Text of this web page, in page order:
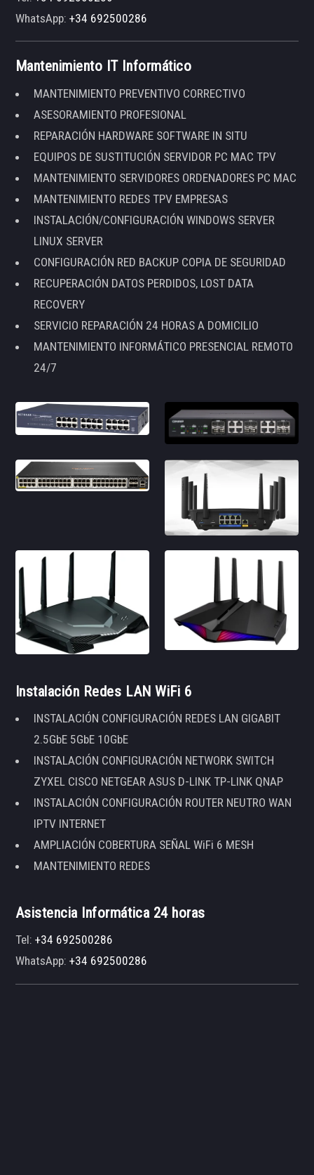
WhatsApp:+34 692500286
Mantenimiento IT Informático
MANTENIMIENTO PREVENTIVO CORRECTIVO
ASESORAMIENTO PROFESIONAL
REPARACIÓN HARDWARE SOFTWARE IN SITU
EQUIPOS DE SUSTITUCIÓN SERVIDOR PC MAC TPV
MANTENIMIENTO SERVIDORES ORDENADORES PC MAC
MANTENIMIENTO REDES TPV EMPRESAS
INSTALACIÓN/CONFIGURACIÓN WINDOWS SERVER
LINUX SERVER
CONFIGURACIÓN RED BACKUP COPIA DE SEGURIDAD
RECUPERACIÓN DATOS PERDIDOS, LOST DATA
RECOVERY
SERVICIO REPARACIÓN 24 HORAS A DOMICILIO
MANTENIMIENTO INFORMÁTICO PRESENCIAL REMOTO
24/7
Instalación Redes LAN WiFi 6
INSTALACIÓN CONFIGURACIÓN REDES LAN GIGABIT
2.5GbE 5GbE 10GbE
INSTALACIÓN CONFIGURACIÓN NETWORK SWITCH
ZYXEL CISCO NETGEAR ASUS D-LINK TP-LINK QNAP
INSTALACIÓN CONFIGURACIÓN ROUTER NEUTRO WAN
IPTV INTERNET
AMPLIACIÓN COBERTURA SEÑAL WiFi 6 MESH
MANTENIMIENTO REDES
Asistencia Informática 24 horas
Tel:+34 692500286
WhatsApp:+34 692500286